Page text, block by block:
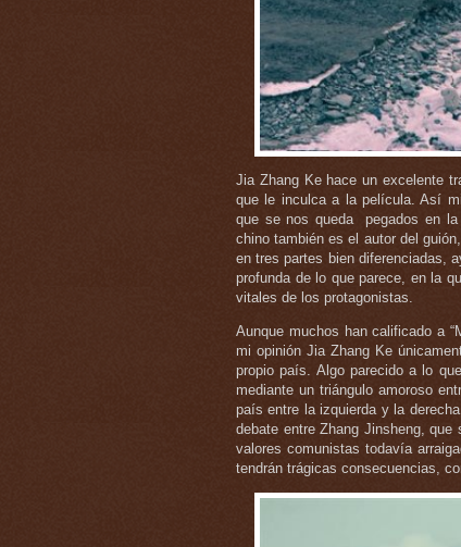
Jia Zhang Ke hace un excelente
que le inculca a la película. Así
que se nos queda pegados en
chino también es el autor del
en tres partes bien diferenciadas,
profunda de lo que parece, en la
vitales de los protagonistas.
Aunque muchos han calificado a
mi opinión Jia Zhang Ke
propio país. Algo parecido a lo
mediante un triángulo amoroso
país entre la izquierda y la
debate entre Zhang Jinsheng,
valores comunistas todavía
tendrán trágicas consecuencias,